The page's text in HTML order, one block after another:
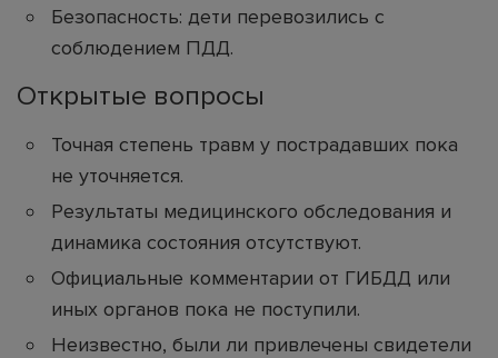
Безопасность: дети перевозились с
соблюдением ПДД.
Открытые вопросы
Точная степень травм у пострадавших пока
не уточняется.
Результаты медицинского обследования и
динамика состояния отсутствуют.
Официальные комментарии от ГИБДД или
иных органов пока не поступили.
Неизвестно, были ли привлечены свидетели